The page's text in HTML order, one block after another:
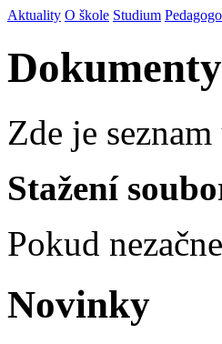
Aktuality O škole Studium
Zde je
Stažení
Pokud
Novinky